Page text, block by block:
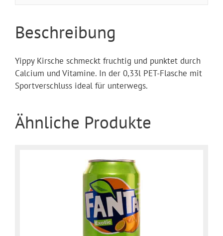
Beschreibung
Yippy Kirsche schmeckt fruchtig und punktet durch
Calcium und Vitamine. In der 0,33l PET-Flasche mit
Sportverschluss ideal für unterwegs.
Ähnliche Produkte